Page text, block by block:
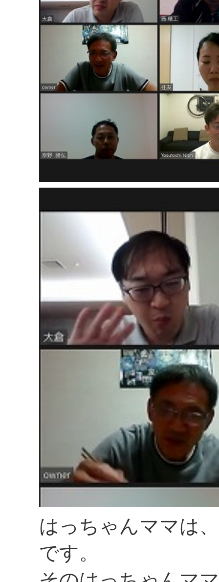
はっちゃんママは
です。